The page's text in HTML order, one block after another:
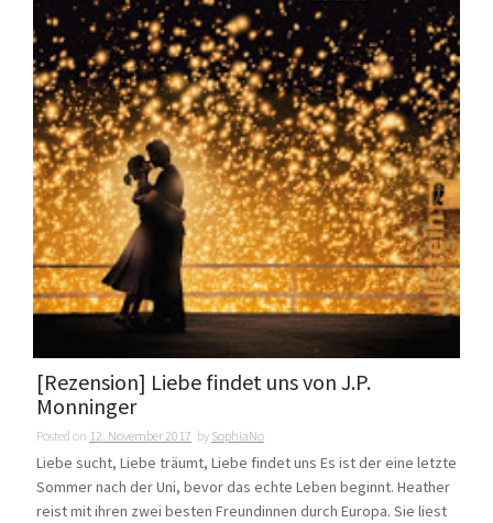
[Rezension] Liebe findet uns von J.P.
Monninger
Posted on 12. November 2017 by SophiaNo
Liebe sucht, Liebe träumt, Liebe findet uns Es ist der eine letzte
Sommer nach der Uni, bevor das echte Leben beginnt. Heather
reist mit ihren zwei besten Freundinnen durch Europa. Sie liest